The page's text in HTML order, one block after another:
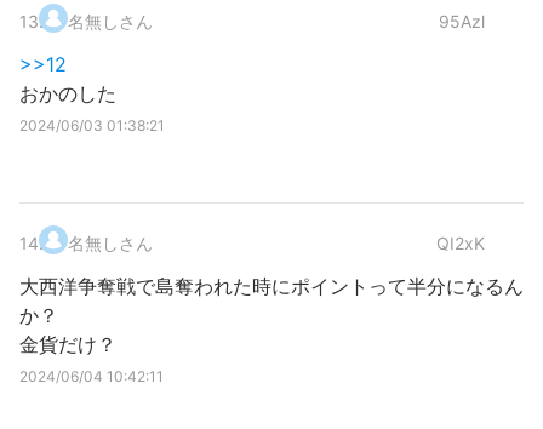
13. 名無しさん 95Azl
>>12
おかのした
2024/06/03 01:38:21
14. 名無しさん QI2xK
大西洋争奪戦で島奪われた時にポイントって半分になるん
か？
金貨だけ？
2024/06/04 10:42:11